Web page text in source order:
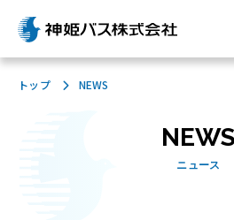
トップ NEWS
NEWS
ニュース